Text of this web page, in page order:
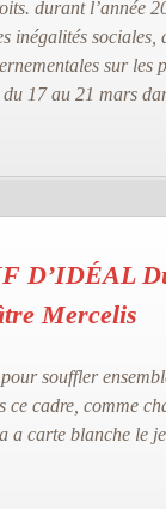
durant l’année
inégalités sociales,
sur les
du 17 au 21 mars
D’IDÉAL
Mercelis
souffler
ce cadre, comme
a carte blanche le